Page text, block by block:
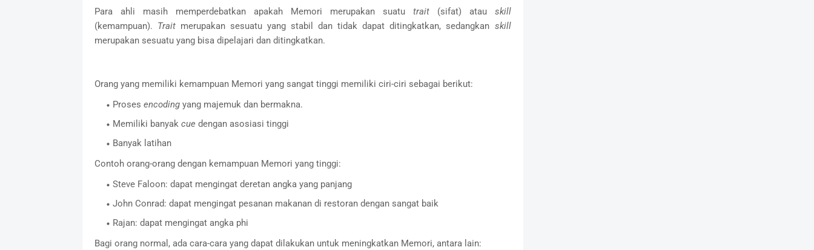
Para ahli masih memperdebatkan apakah Memori merupakan suatu trait(sifat) atau skill
(kemampuan). Trait merupakan sesuatu yang stabil dan tidak dapat ditingkatkan, sedangkan skill
merupakan sesuatu yang bisa dipelajari dan ditingkatkan.
Orang yang memiliki kemampuan Memori yang sangat tinggi memiliki ciri-ciri sebagai berikut:
Proses encoding yang majemuk dan bermakna.
Memiliki banyak cue dengan asosiasi tinggi
Banyak latihan
Contoh orang-orang dengan kemampuan Memori yang tinggi:
Steve Faloon: dapat mengingat deretan angka yang panjang
John Conrad: dapat mengingat pesanan makanan di restoran dengan sangat baik
Rajan: dapat mengingat angka phi
Bagi orang normal, ada cara-cara yang dapat dilakukan untuk meningkatkan Memori, antara lain: